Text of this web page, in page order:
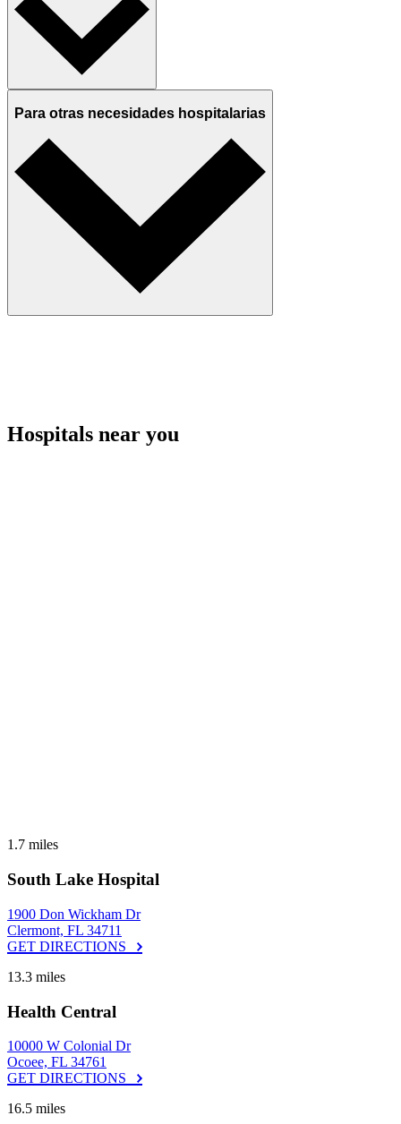
Para otras necesidades hospitalarias
Hospitals near you
1.7 miles
South Lake Hospital
1900 Don Wickham Dr
Clermont, FL 34711
GET DIRECTIONS
13.3 miles
Health Central
10000 W Colonial Dr
Ocoee, FL 34761
GET DIRECTIONS
16.5 miles